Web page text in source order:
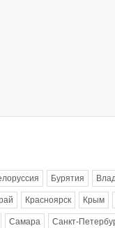
Бурятия
Красноярск Крым
Самара Санкт-